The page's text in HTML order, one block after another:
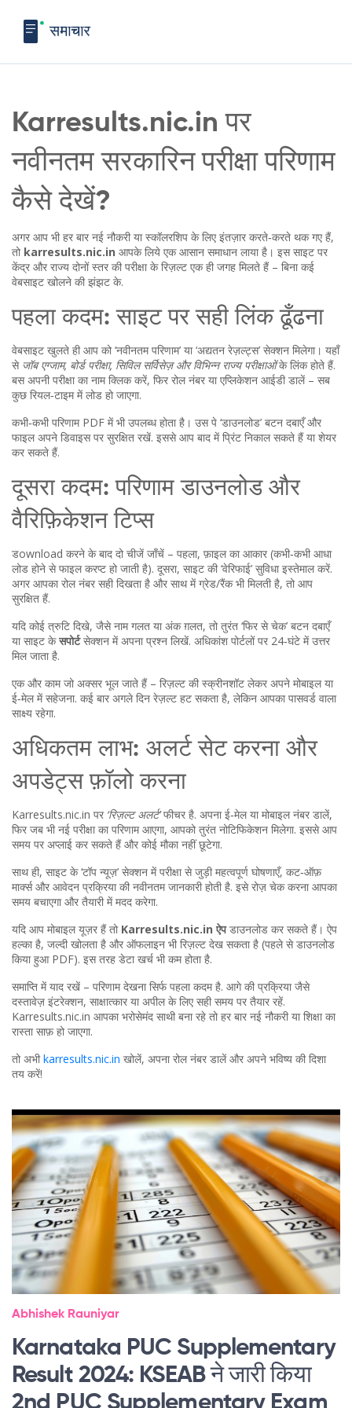
Karresults.nic.in पर
नवीनतम सरकारि‍न परीक्षा परिणाम
कैसे देखें?
अगर आप भी हर बार नई नौकरी या स्कॉलरशिप के लिए इंतज़ार करते‑करते थक गए हैं,
तो karresults.nic.in आपके लिये एक आसान समाधान लाया है। इस साइट पर
केंद्र और राज्य दोनों स्तर की परीक्षा के रिज़ल्ट एक ही जगह मिलते हैं – बिना कई
वेबसाइट खोलने की झंझट के.
पहला कदम: साइट पर सही लिंक ढूँढना
वेबसाइट खुलते ही आप को ‘नवीनतम परिणाम’ या ‘अद्यतन रेज़ल्ट्स’ सेक्शन मिलेगा। यहाँ
से जॉब एग्जाम, बोर्ड परीक्षा, सिविल सर्विसेज़ और विभिन्न राज्य परीक्षाओंके लिंक होते हैं.
बस अपनी परीक्षा का नाम क्लिक करें, फिर रोल नंबर या एप्लिकेशन आईडी डालें – सब
कुछ रियल‑टाइम में लोड हो जाएगा.
कभी‑कभी परिणाम PDF में भी उपलब्ध होता है। उस पे ‘डाउनलोड’ बटन दबाएँ और
फाइल अपने डिवाइस पर सुरक्षित रखें. इससे आप बाद में प्रिंट निकाल सकते हैं या शेयर
कर सकते हैं.
दूसरा कदम: परिणाम डाउनलोड और
वैरिफ़िकेशन टिप्स
डownload करने के बाद दो चीजें जाँचें – पहला, फ़ाइल का आकार (कभी‑कभी आधा
लोड होने से फाइल करप्ट हो जाती है). दूसरा, साइट की ‘वेरिफाई’ सुविधा इस्तेमाल करें.
अगर आपका रोल नंबर सही दिखता है और साथ में ग्रेड/रैंक भी मिलती है, तो आप
सुरक्षित हैं.
यदि कोई त्रुटि दिखे, जैसे नाम गलत या अंक ग़लत, तो तुरंत ‘फिर से चेक’ बटन दबाएँ
या साइट केसपोर्टसेक्शन में अपना प्रश्न लिखें. अधिकांश पोर्टलों पर 24‑घंटे में उत्तर
मिल जाता है.
एक और काम जो अक्सर भूल जाते हैं – रिज़ल्ट की स्क्रीनशॉट लेकर अपने मोबाइल या
ई‑मेल में सहेजना. कई बार अगले दिन रेज़ल्ट हट सकता है, लेकिन आपका पासवर्ड वाला
साक्ष्य रहेगा.
अधिकतम लाभ: अलर्ट सेट करना और
अपडेट्स फ़ॉलो करना
Karresults.nic.in पर ‘रिज़ल्ट अलर्ट’फीचर है. अपना ई‑मेल या मोबाइल नंबर डालें,
फिर जब भी नई परीक्षा का परिणाम आएगा, आपको तुरंत नोटिफिकेशन मिलेगा. इससे आप
समय पर अप्लाई कर सकते हैं और कोई मौका नहीं छूटेगा.
साथ ही, साइट के ‘टॉप न्यूज़’ सेक्शन में परीक्षा से जुड़ी महत्वपूर्ण घोषणाएँ, कट‑ऑफ़
मार्क्स और आवेदन प्रक्रिया की नवीनतम जानकारी होती है. इसे रोज़ चेक करना आपका
समय बचाएगा और तैयारी में मदद करेगा.
यदि आप मोबाइल यूज़र हैं तो Karresults.nic.in ऐपडाउनलोड कर सकते हैं। ऐप
हल्का है, जल्दी खोलता है और ऑफलाइन भी रिज़ल्ट देख सकता है (पहले से डाउनलोड
किया हुआ PDF). इस तरह डेटा खर्च भी कम होता है.
समाप्ति में याद रखें – परिणाम देखना सिर्फ पहला कदम है. आगे की प्रक्रिया जैसे
दस्तावेज़ इंटरेक्शन, साक्षात्कार या अपील के लिए सही समय पर तैयार रहें.
Karresults.nic.in आपका भरोसेमंद साथी बना रहे तो हर बार नई नौकरी या शिक्षा का
रास्ता साफ़ हो जाएगा.
तो अभीkarresults.nic.in खोलें, अपना रोल नंबर डालें और अपने भविष्य की दिशा
तय करें!
Abhishek Rauniyar
Karnataka PUC Supplementary
Result 2024: KSEAB ने जारी किया